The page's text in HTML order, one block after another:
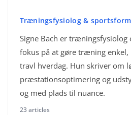
Træningsfysiolog &
Signe Bach er
fokus på at gøre træning enkel,
travl hverdag. Hun skriver om
præstationsoptimering og
og med plads til nuance.
23 articles